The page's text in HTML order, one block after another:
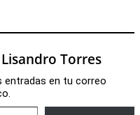
Torres
entradas en tu correo